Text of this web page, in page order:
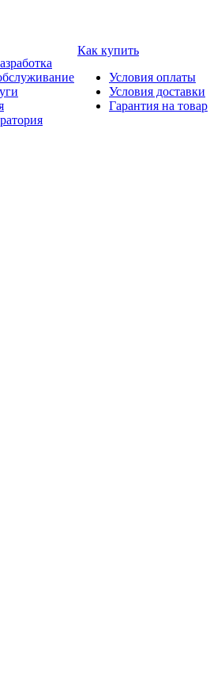
Как купить
Условия оплаты
Условия доставки
Гарантия на товар